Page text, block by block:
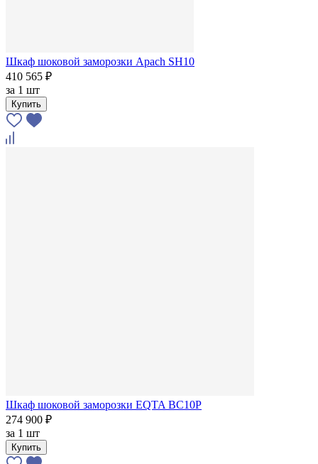
Шкаф шоковой заморозки Apach SH10
410 565 ₽
за 1 шт
Купить
Шкаф шоковой заморозки EQTA BC10P
274 900 ₽
за 1 шт
Купить